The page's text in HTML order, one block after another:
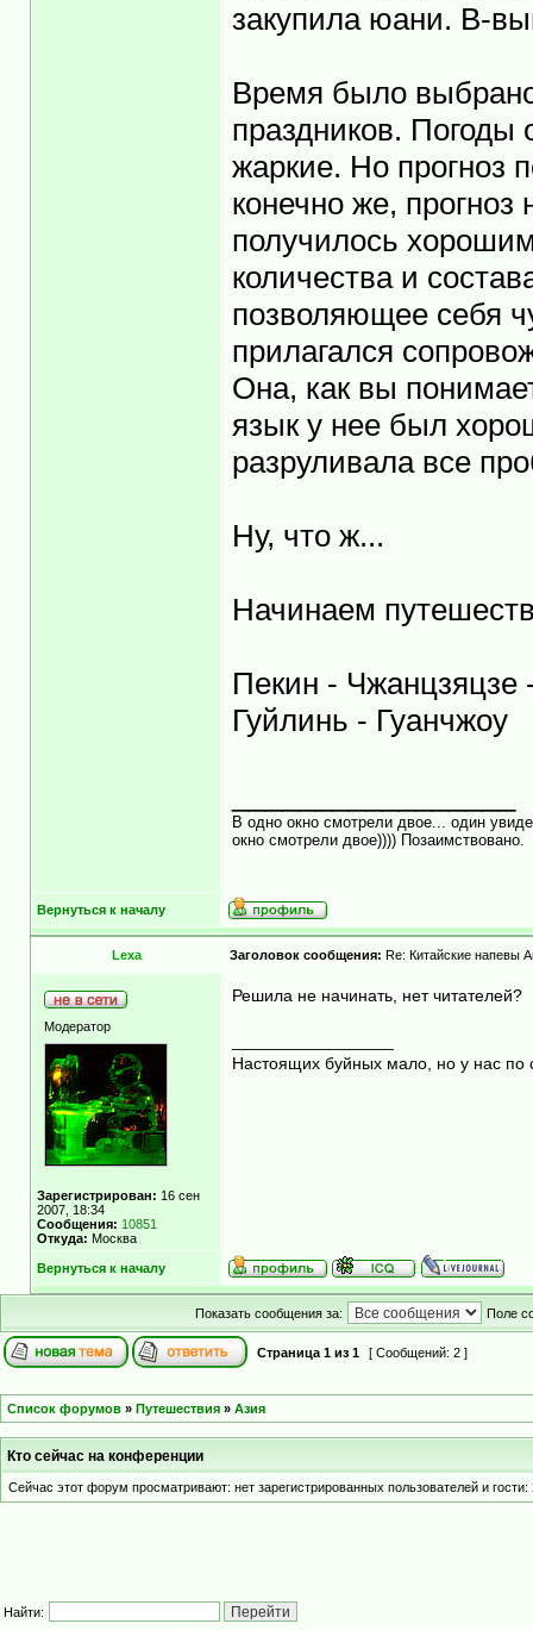
закупила юани. В-
Время было выбрано
праздников.
жаркие. Но прогноз
конечно же,
получилось
количества и
позволяющее себя
прилагался
Она, как вы
язык у нее был
разруливала все
Ну, что ж...
Начинаем
Пекин -
Гуйлинь - Гуанчжоу
В одно окно смотрели двое... один
окно смотрели двое)))) Позаимствовано.
Вернуться к началу
Lexa Заголовок сообщения: Re: Китайские напевы
Модератор
Зарегистрирован: 16 сен
2007, 18:34
Сообщения: 10851
Откуда: Москва
Решила не начинать, нет читателей?
Настоящих буйных мало, но у нас по
Вернуться к началу
Показать сообщения за: Поле
Страница 1 из 1 [ Сообщений: 2 ]
Список форумов » Путешествия » Азия
Кто сейчас на конференции
Сейчас этот форум просматривают: нет зарегистрированных пользователей и гости:
Найти: